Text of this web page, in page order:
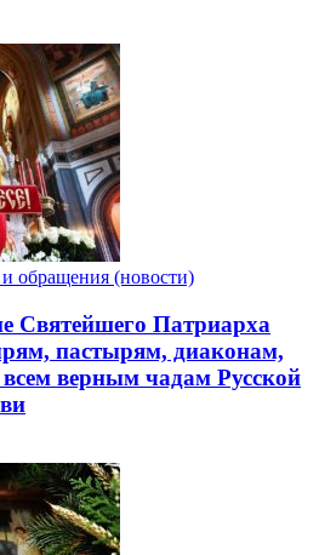
обращения (новости)
Святейшего Патриарха
пастырям, диаконам,
верным чадам Русской